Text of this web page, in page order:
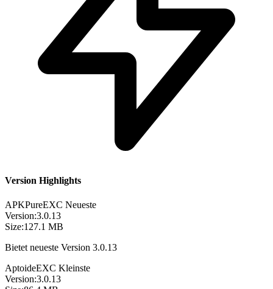
Version Highlights
APKPureEXC Neueste
Version:3.0.13
Size:127.1 MB
Bietet neueste Version 3.0.13
AptoideEXC Kleinste
Version:3.0.13